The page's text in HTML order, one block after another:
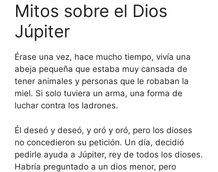
Mitos sobre el Dios
Júpiter
Érase una vez, hace mucho tiempo, vivía una
abeja pequeña que estaba muy cansada de
tener animales y personas que le robaban la
miel. Si solo tuviera un arma, una forma de
luchar contra los ladrones.
Él deseó y deseó, y oró y oró, pero los dioses
no concedieron su petición. Un día, decidió
pedirle ayuda a Júpiter, rey de todos los dioses.
Habría preguntado a un dios menor, pero